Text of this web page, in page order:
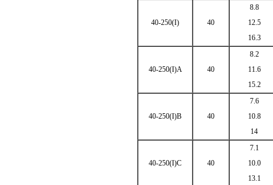
40-250(I) 40
8.8
12.5
16.3
40-250(I)A 40
8.2
11.6
15.2
40-250(I)B 40
7.6
10.8
14
40-250(I)C 40
7.1
10.0
13.1